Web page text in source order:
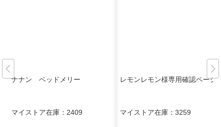
ナナン ベッドメリー
マイストア在庫： 2409
レモンレモン様専用確認ページ
マイストア在庫： 3259